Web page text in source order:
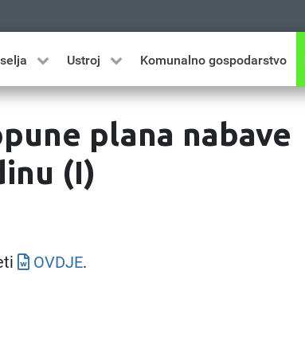
Ustroj Komunalno gospodarstvo
plana nabave
(I)
OVDJE.